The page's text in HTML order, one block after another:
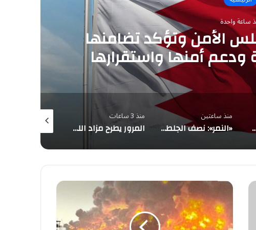
ساعة واحدة
الأمن وتؤكد تضامنها
أمنها واستقرارها
4 محافظات بمنطقة مكة المكرمة
منذ ساعتين
«النمر»: نصف الجلطات القلبية تقع دون محفز واضح والغضب أبرز المسببات
منذ 3 ساعات
المرور يطرح مزاد اللوحات المميزة إلكترونياً عبر «أبشر» حتى الاثنين
منذ 4 ساعات
الغارات
الإسرائيلية
على
الحديدة: